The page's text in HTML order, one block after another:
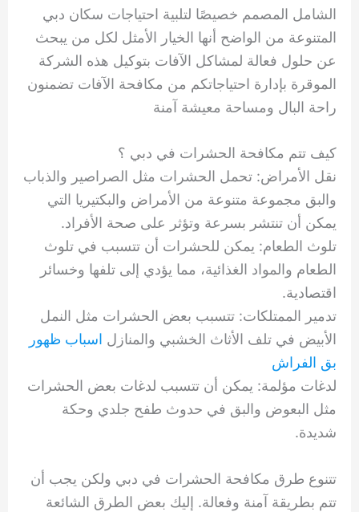
الشامل المصمم خصيصًا لتلبية احتياجات سكان دبي
المتنوعة من الواضح أنها الخيار الأمثل لكل من يبحث
عن حلول فعالة لمشاكل الآفات بتوكيل هذه الشركة
الموقرة بإدارة احتياجاتكم من مكافحة الآفات تضمنون
راحة البال ومساحة معيشة آمنة
كيف تتم مكافحة الحشرات في دبي ؟
نقل الأمراض: تحمل الحشرات مثل الصراصير والذباب
والبق مجموعة متنوعة من الأمراض والبكتيريا التي
يمكن أن تنتشر بسرعة وتؤثر على صحة الأفراد.
تلوث الطعام: يمكن للحشرات أن تتسبب في تلوث
الطعام والمواد الغذائية، مما يؤدي إلى تلفها وخسائر
اقتصادية.
تدمير الممتلكات: تتسبب بعض الحشرات مثل النمل
الأبيض في تلف الأثاث الخشبي والمنازل اسباب ظهور
بق الفراش
لدغات مؤلمة: يمكن أن تتسبب لدغات بعض الحشرات
مثل البعوض والبق في حدوث طفح جلدي وحكة
شديدة.
تتنوع طرق مكافحة الحشرات في دبي ولكن يجب أن
تتم بطريقة آمنة وفعالة. إليك بعض الطرق الشائعة